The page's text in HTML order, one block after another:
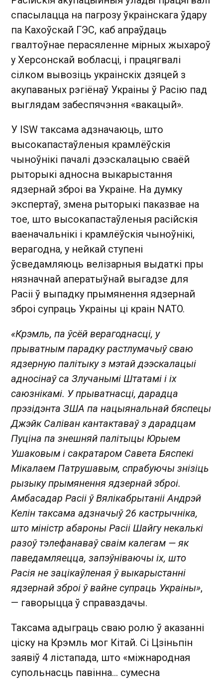
спасылацца на пагрозу ўкраінскага ўдару
па Кахоўскай ГЭС, каб апраўдаць
гвалтоўнае перасяленне мірных жыхароў
у Херсонскай вобласці, і працягвалі
сілком вывозіць украінскіх дзяцей з
акупаваных рэгіёнаў Украіны ў Расію пад
выглядам забеспячэння «вакацый».
У ISW таксама адзначаюць, што
высокапастаўленыя крамлёўскія
чыноўнікі пачалі дээскалацыю сваёй
рыторыкі адносна выкарыстання
ядзернай зброі ва Украіне. На думку
экспертаў, змена рыторыкі паказвае на
тое, што высокапастаўленыя расійскія
ваеначальнікі і крамлёўскія чыноўнікі,
верагодна, у нейкай ступені
ўсведамляюць велізарныя выдаткі пры
нязначнай аператыўнай выгадзе для
Расіі ў выпадку прымянення ядзернай
зброі супраць Украіны ці краін NATO.
«Крэмль, па ўсёй верагоднасці, у
прыватным парадку растлумачыў сваю
ядзерную палітыку з мэтай дээскалацыі
адносінаў са Злучанымі Штатамі і іх
саюзнікамі. У прыватнасці, дарадца
прэзідэнта ЗША па нацыянальнай бяспецы
Джэйк Саліван кантактаваў з дарадцам
Пуціна па знешняй палітыцы Юрыем
Ушаковым і сакратаром Савета Бяспекі
Мікалаем Патрушавым, спрабуючы знізіць
рызыку прымянення ядзернай зброі.
Амбасадар Расіі ў Вялікабрытаніі Андрэй
Келін таксама адзначыў 26 кастрычніка,
што міністр абароны Расіі Шайгу некалькі
разоў тэлефанаваў сваім калегам — як
паведамляецца, запэўніваючы іх, што
Расія не зацікаўленая ў выкарыстанні
ядзернай зброі ў вайне супраць Украіны»,
— гаворыцца ў справаздачы.
Таксама адыграць сваю ролю ў аказанні
ціску на Крэмль мог Кітай. Сі Цзіньпін
заявіў 4 лістапада, што «міжнародная
супольнасць павінна... сумесна